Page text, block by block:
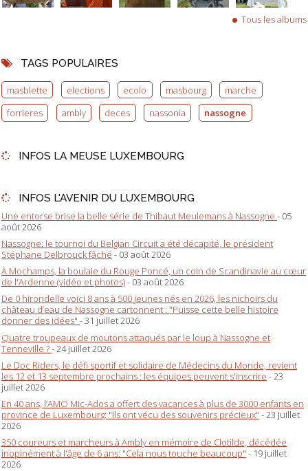
Tous les albums
TAGS POPULAIRES
masblette elections ecolo masbourg
marche
forrieres
ambly deces nassonia nassogne
INFOS LA MEUSE LUXEMBOURG
INFOS L'AVENIR DU LUXEMBOURG
Une entorse brise la belle série de Thibaut Meulemans à Nassogne - 05
août 2026
Nassogne: le tournoi du Belgian Circuit a été décapité, le président
Stéphane Delbrouck fâché - 03 août 2026
À Mochamps, la boulaie du Rouge Poncé, un coin de Scandinavie au cœur
de l'Ardenne (vidéo et photos)- 03 août 2026
De 0 hirondelle voici 8 ans à 500 jeunes nés en 2026, les nichoirs du
château d’eau de Nassogne cartonnent : "Puisse cette belle histoire
donner des idées" - 31 juillet 2026
Quatre troupeaux de moutons attaqués par le loup à Nassogne et
Tenneville ?- 24 juillet 2026
Le Doc Riders, le défi sportif et solidaire de Médecins du Monde, revient
les 12 et 13 septembre prochains : les équipes peuvent s'inscrire - 23
juillet 2026
En 40 ans, l’AMO Mic-Ados a offert des vacances à plus de 3000 enfants en
province de Luxembourg: "Ils ont vécu des souvenirs précieux" - 23 juillet
2026
350 coureurs et marcheurs à Ambly en mémoire de Clotilde, décédée
inopinément à l'âge de 6 ans: "Cela nous touche beaucoup" - 19 juillet
2026